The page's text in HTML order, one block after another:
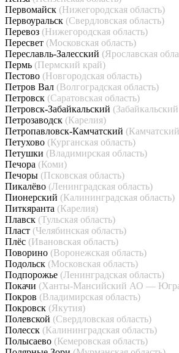
Первомайск (Нижегородская область)
Первоуральск (Свердловская область)
Перевоз (Нижегородская область)
Пересвет (Московская область)
Переславль-Залесский (Ярославская
Пермь (Пермский край)
Пестово (Новгородская область)
Петров Вал (Волгоградская область)
Петровск (Саратовская область)
Петровск-Забайкальский
Петрозаводск (Карелия)
Петропавловск-Камчатский
Петухово (Курганская область)
Петушки (Владимирская область)
Печора (Коми)
Печоры (Псковская область)
Пикалёво (Ленинградская область)
Пионерский (Калининградская область)
Питкяранта (Карелия)
Плавск (Тульская область)
Пласт (Челябинская область)
Плёс (Ивановская область)
Поворино (Воронежская область)
Подольск (Московская область)
Подпорожье (Ленинградская область)
Покачи (Ханты-Мансийский АО —
Покров (Владимирская область)
Покровск (Якутия)
Полевской (Свердловская область)
Полесск (Калининградская область)
Полысаево (Кемеровская область)